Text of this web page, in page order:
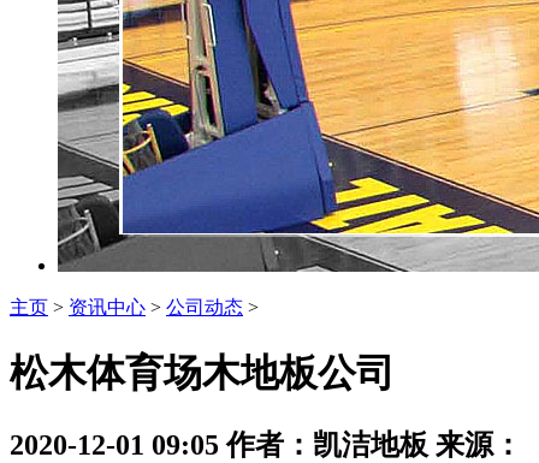
主页 > 资讯中心 > 公司动态 >
松木体育场木地板公司
2020-12-01 09:05 作者：凯洁地板 来源：